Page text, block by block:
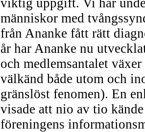
viktig uppgift. Vi har
människor med
från Ananke fått rätt
år har Ananke nu
och medlemsantalet
välkänd både utom och
gränslöst fenomen). En
visade att nio av tio
föreningens